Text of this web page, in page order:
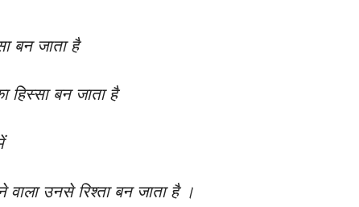
बन जाता है
हिस्सा बन जाता है
वाला उनसे रिश्ता बन जाता है ।